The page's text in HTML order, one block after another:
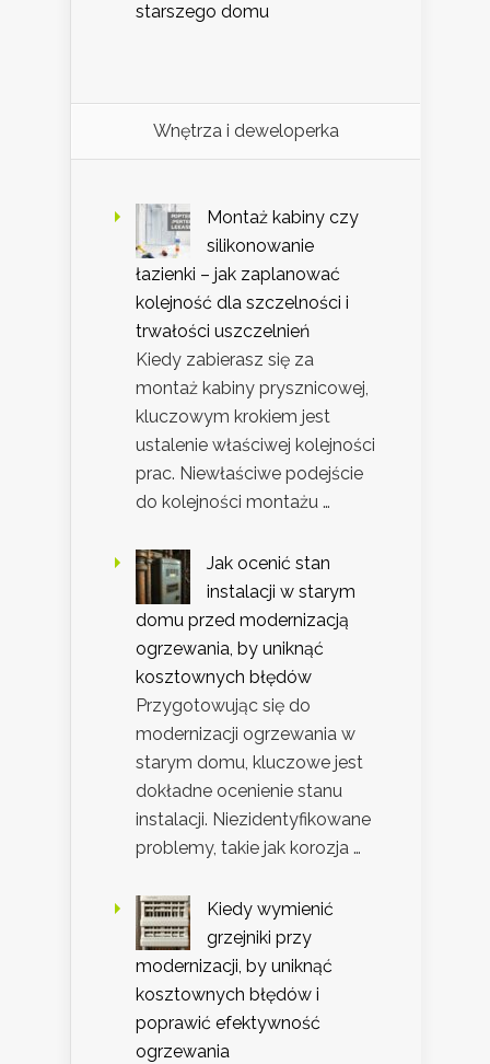
starszego domu
Wnętrza i deweloperka
Montaż kabiny czy
silikonowanie
łazienki – jak zaplanować
kolejność dla szczelności i
trwałości uszczelnień
Kiedy zabierasz się za
montaż kabiny prysznicowej,
kluczowym krokiem jest
ustalenie właściwej kolejności
prac. Niewłaściwe podejście
do kolejności montażu …
Jak ocenić stan
instalacji w starym
domu przed modernizacją
ogrzewania, by uniknąć
kosztownych błędów
Przygotowując się do
modernizacji ogrzewania w
starym domu, kluczowe jest
dokładne ocenienie stanu
instalacji. Niezidentyfikowane
problemy, takie jak korozja …
Kiedy wymienić
grzejniki przy
modernizacji, by uniknąć
kosztownych błędów i
poprawić efektywność
ogrzewania